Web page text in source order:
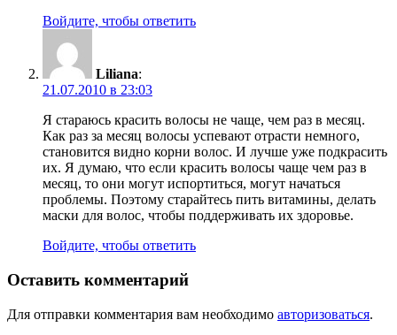
Войдите, чтобы ответить
Liliana:
21.07.2010 в 23:03
Я стараюсь красить волосы не чаще, чем раз в месяц.
Как раз за месяц волосы успевают отрасти немного,
становится видно корни волос. И лучше уже подкрасить
их. Я думаю, что если красить волосы чаще чем раз в
месяц, то они могут испортиться, могут начаться
проблемы. Поэтому старайтесь пить витамины, делать
маски для волос, чтобы поддерживать их здоровье.
Войдите, чтобы ответить
Оставить комментарий
Для отправки комментария вам необходимо авторизоваться.